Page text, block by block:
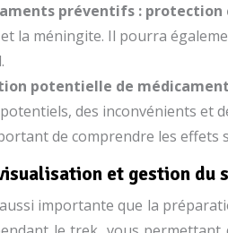
préventifs : protection
la méningite. Il pourra
potentielle de
des inconvénients
de comprendre les effets
et gestion du
importante que la